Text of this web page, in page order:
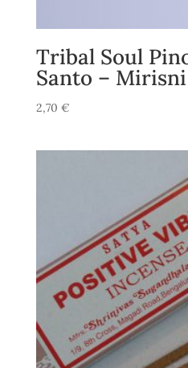
Tribal Soul
Santo –
2,70 €